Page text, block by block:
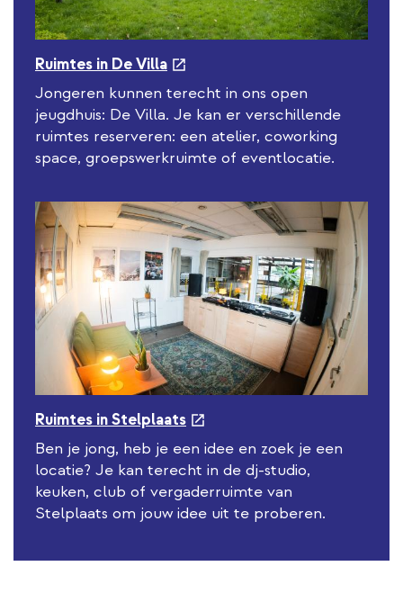
Ruimtes in De Villa
e
x
t
e
l
l
i
n
k
Jongeren kunnen terecht in ons open
jeugdhuis: De Villa. Je kan er verschillende
ruimtes reserveren: een atelier, coworking
space, groepswerkruimte of eventlocatie.
Ruimtes in Stelplaats
e
x
t
e
r
Ben je jong, heb je een idee en zoek je een
locatie? Je kan terecht in de dj-studio,
keuken, club of vergaderruimte van
Stelplaats om jouw idee uit te proberen.